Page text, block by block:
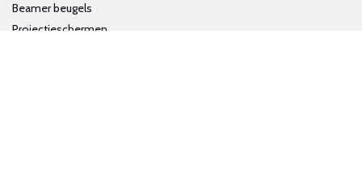
Beamer beugels
Projectieschermen